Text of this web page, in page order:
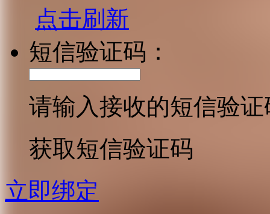
点击刷新
短信验证码：
请输入接收的短信验证
获取短信验证码
立即绑定